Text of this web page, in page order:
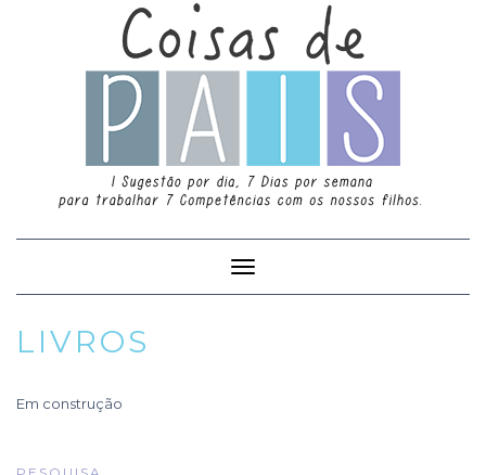
Toggle
Navigation
LIVROS
Em construção